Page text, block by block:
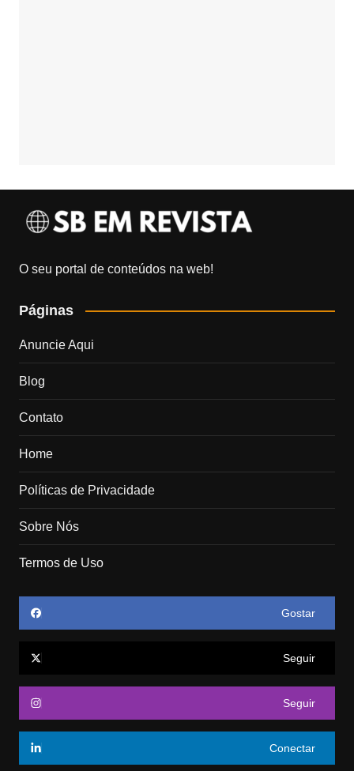
O seu portal de conteúdos na web!
Páginas
Anuncie Aqui
Blog
Contato
Home
Políticas de Privacidade
Sobre Nós
Termos de Uso
Gostar
Seguir
Seguir
Conectar